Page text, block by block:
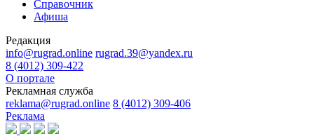
Справочник
Афиша
Редакция
info@rugrad.online rugrad.39@yandex.ru
8 (4012) 309-422
О портале
Рекламная служба
reklama@rugrad.online 8 (4012) 309-406
Реклама